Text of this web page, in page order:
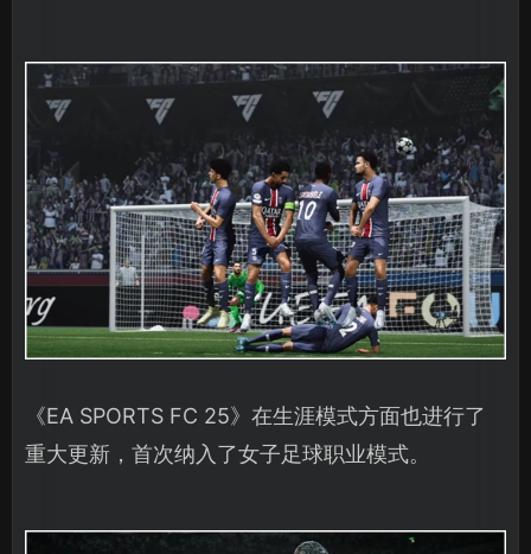
《EA SPORTS FC 25》在生涯模式方面也进行了
重大更新，首次纳入了女子足球职业模式。